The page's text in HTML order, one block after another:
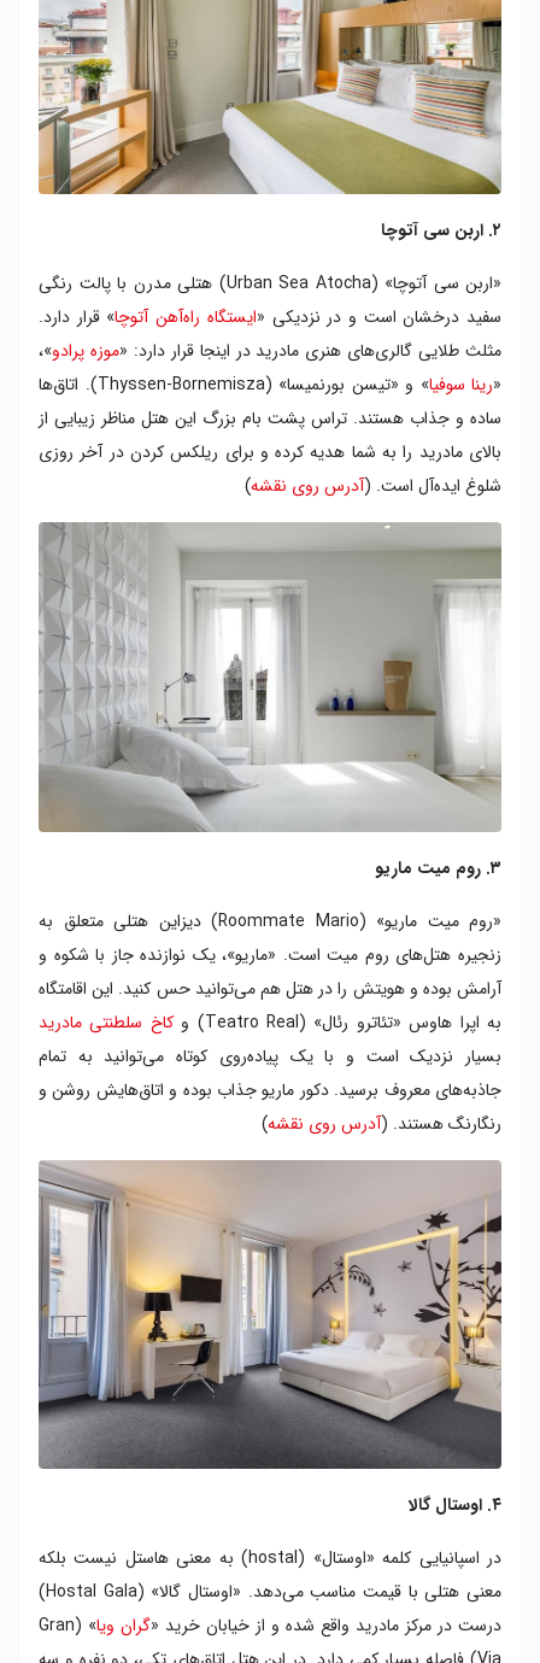
۲. اربن سی آتوچا
«اربن سی آتوچا» (Urban Sea Atocha) هتلی مدرن با پالت رنگی
سفید درخشان است و در نزدیکی «ایستگاه راه‌آهن آتوچا» قرار دارد.
مثلث طلایی گالری‌های هنری مادرید در اینجا قرار دارد: «موزه پرادو»،‌
«رینا سوفیا
» و «تیسن بورنمیسا» (Thyssen-Bornemisza). اتاق‌ها
ساده و جذاب هستند. تراس پشت بام بزرگ این هتل مناظر زیبایی از
بالای مادرید را به شما هدیه کرده و برای ریلکس کردن در آخر روزی
شلوغ ایده‌آل است. (آدرس روی نقشه)
۳. روم میت ماریو
«روم میت ماریو» (Roommate Mario) دیزاین هتلی متعلق به
زنجیره هتل‌های روم میت است. «ماریو»، یک نوازنده جاز با شکوه و
آرامش بوده و هویتش را در هتل هم می‌توانید حس کنید. این اقامتگاه
به اپرا هاوس «تئاترو رئال» (Teatro Real) و
کاخ سلطنتی مادرید
بسیار نزدیک است و با یک پیاده‌روی کوتاه می‌توانید به تمام
جاذبه‌های معروف برسید. دکور ماریو جذاب بوده و اتاق‌هایش روشن و
رنگارنگ هستند. (آدرس روی نقشه)
۴. اوستال گالا
در اسپانیایی کلمه «اوستال» (hostal) به معنی هاستل نیست بلکه
معنی هتلی با قیمت مناسب می‌دهد. «اوستال گالا» (Hostal Gala)
درست در مرکز مادرید واقع شده و از خیابان خرید «گران ویا
» (Gran